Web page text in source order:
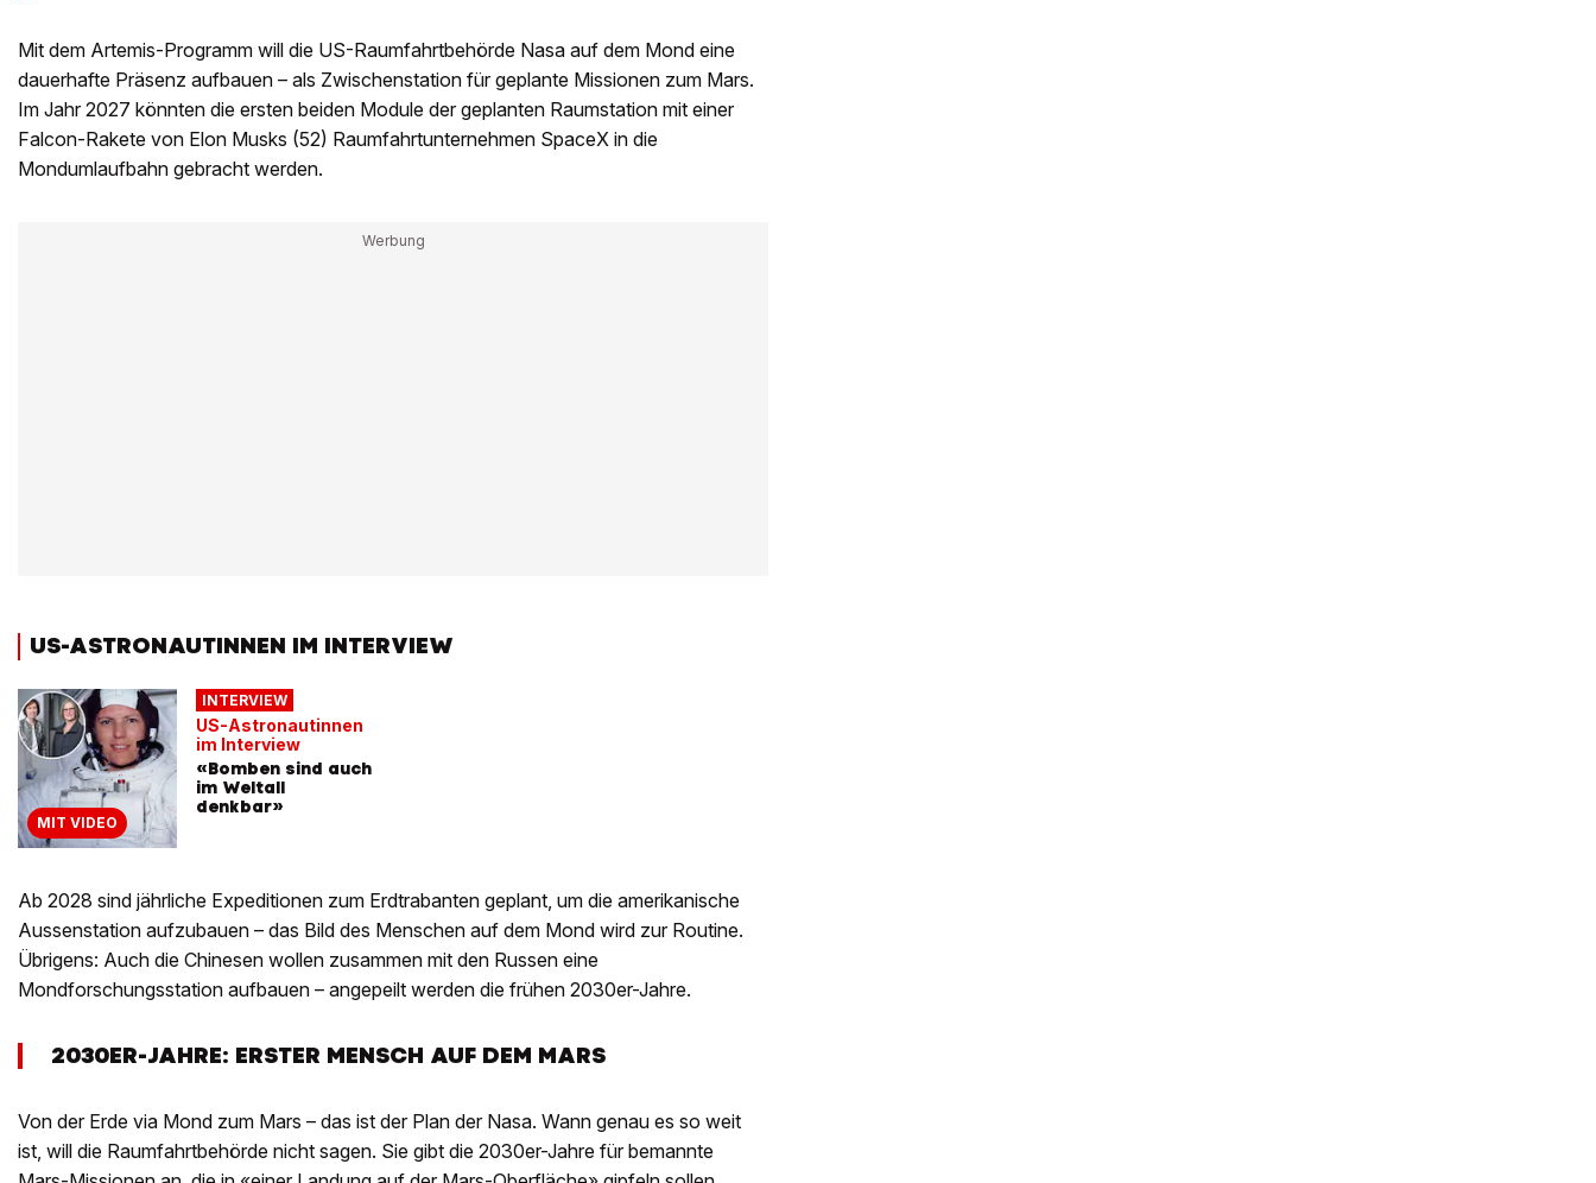
Mit dem Artemis-Programm will die US-Raumfahrtbehörde Nasa auf dem Mond eine
dauerhafte Präsenz aufbauen – als Zwischenstation für geplante Missionen zum Mars.
Im Jahr 2027 könnten die ersten beiden Module der geplanten Raumstation mit einer
Falcon-Rakete von Elon Musks (52) Raumfahrtunternehmen SpaceX in die
Mondumlaufbahn gebracht werden.
US-ASTRONAUTINNEN IM INTERVIEW
MIT VIDEO
INTERVIEW
US-Astronautinnen
im Interview
«Bomben sind auch
im Weltall
denkbar»
Ab 2028 sind jährliche Expeditionen zum Erdtrabanten geplant, um die amerikanische
Aussenstation aufzubauen – das Bild des Menschen auf dem Mond wird zur Routine.
Übrigens: Auch die Chinesen wollen zusammen mit den Russen eine
Mondforschungsstation aufbauen – angepeilt werden die frühen 2030er-Jahre.
2030ER-JAHRE: ERSTER MENSCH AUF DEM MARS
Von der Erde via Mond zum Mars – das ist der Plan der Nasa. Wann genau es so weit
ist, will die Raumfahrtbehörde nicht sagen. Sie gibt die 2030er-Jahre für bemannte